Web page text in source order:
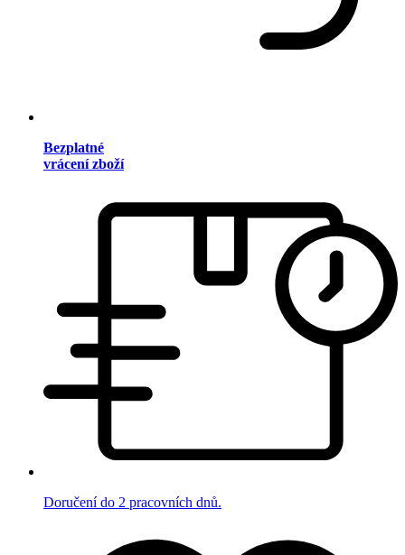
Bezplatné
vrácení zboží
Doručení do 2 pracovních dnů.